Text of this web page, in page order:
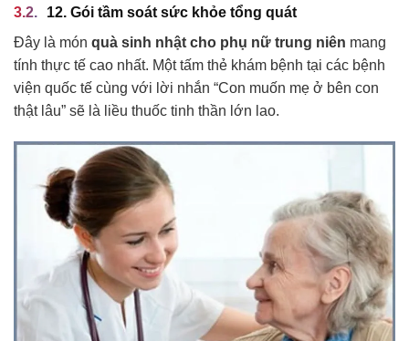
12. Gói tầm soát sức khỏe tổng quát
Đây là món quà sinh nhật cho phụ nữ trung niên mang
tính thực tế cao nhất. Một tấm thẻ khám bệnh tại các bệnh
viện quốc tế cùng với lời nhắn “Con muốn mẹ ở bên con
thật lâu” sẽ là liều thuốc tinh thần lớn lao.